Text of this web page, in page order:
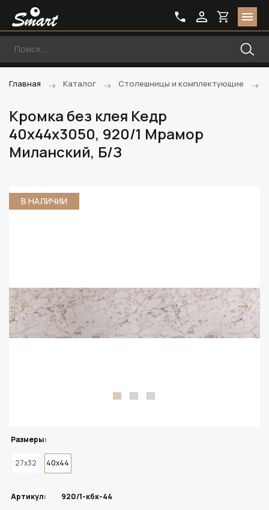
Главная Каталог Столешницы и комплектующие
Кромка без клея Кедр
40х44х3050, 920/1 Мрамор
Миланский, Б/З
В НАЛИЧИИ
Размеры:
27x32 40x44
Артикул: 920/1-кбк-44